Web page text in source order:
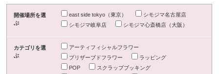
開催場所を選
ぶ
east side tokyo（東京）
シモジマ名古屋店
シモジマ岐阜店
シモジマ心斎橋店（大阪）
カテゴリを選
ぶ
アーティフィシャルフラワー
プリザーブドフラワー
ラッピング
POP
スクラップブッキング